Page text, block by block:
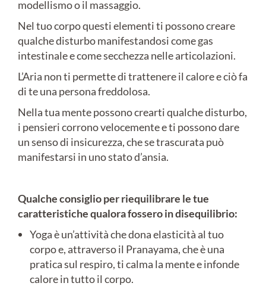
modellismo o il massaggio.
Nel tuo corpo questi elementi ti possono creare
qualche disturbo manifestandosi come gas
intestinale e come secchezza nelle articolazioni.
L’Aria non ti permette di trattenere il calore e ciò fa
di te una persona freddolosa.
Nella tua mente possono crearti qualche disturbo,
i pensieri corrono velocemente e ti possono dare
un senso di insicurezza, che se trascurata può
manifestarsi in uno stato d’ansia.
Qualche consiglio per riequilibrare le tue
caratteristiche qualora fossero in disequilibrio:
Yoga è un’attività che dona elasticità al tuo
corpo e, attraverso il Pranayama, che è una
pratica sul respiro, ti calma la mente e infonde
calore in tutto il corpo.